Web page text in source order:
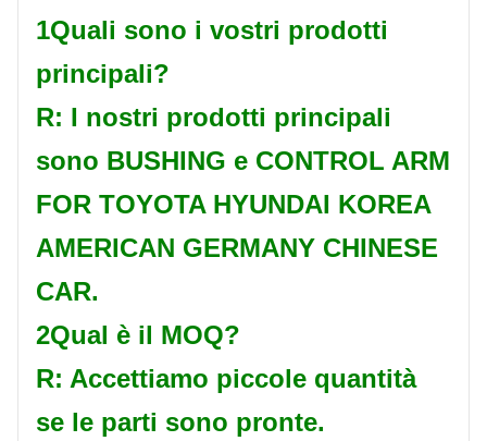
1Quali sono i vostri prodotti
principali?
R: I nostri prodotti principali
sono BUSHING e CONTROL ARM
FOR TOYOTA HYUNDAI KOREA
AMERICAN GERMANY CHINESE
CAR.
2Qual è il MOQ?
R: Accettiamo piccole quantità
se le parti sono pronte.